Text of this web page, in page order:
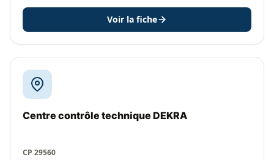
Voir la fiche
Centre contrôle technique DEKRA
CP 29560